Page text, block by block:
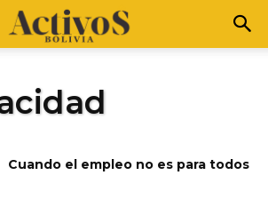
Cuando el empleo no es para todos